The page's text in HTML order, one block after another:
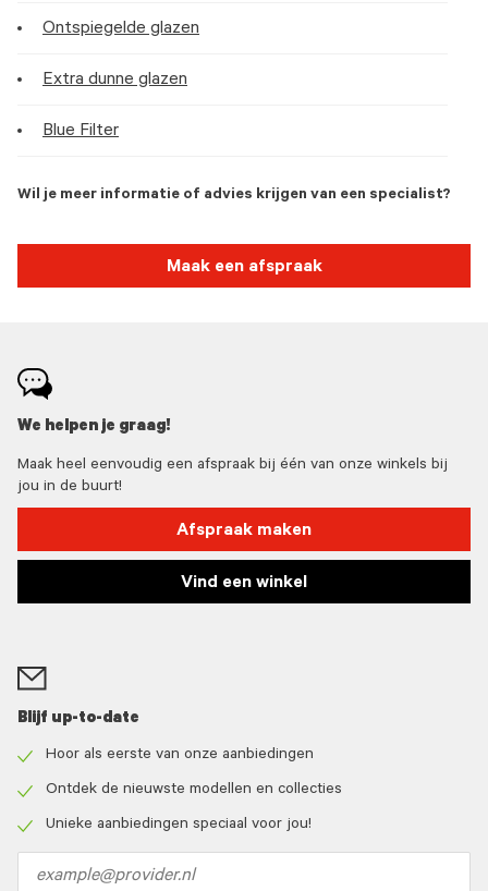
Ontspiegelde glazen
Extra dunne glazen
Blue Filter
Wil je meer informatie of advies krijgen van een specialist?
Maak een afspraak
We helpen je graag!
Maak heel eenvoudig een afspraak bij één van onze winkels bij
jou in de buurt!
Afspraak maken
Vind een winkel
Blijf up-to-date
icon
Hoor als eerste van onze aanbiedingen
icon
Ontdek de nieuwste modellen en collecties
Unieke aanbiedingen speciaal voor jou!
address